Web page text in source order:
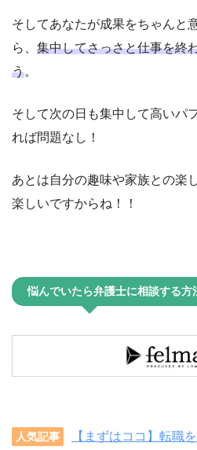
そしてあなたが成果をちゃんと
ら、 集中してさっさと仕事を終
う。
そして次の日も集中して高いパ
れば問題なし！
あとは自分の趣味や家族との楽
楽しいですからね！！
悩んでいたら弁護士に相談する方
人気記事
【まずはココ】転職